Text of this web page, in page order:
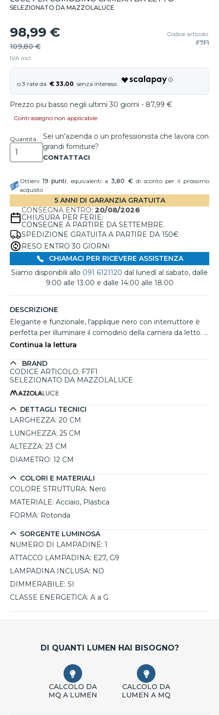
SELEZIONATO DA MAZZOLALUCE
98,99 €
109,80 €
IVA incl.
Codice articolo:
F7F1
€ 33.00
Prezzo piu basso negli ultimi 30 giorni - 87,99 €
Contrassegno non applicabile
Quantità
Sei un'azienda o un professionista che lavora con
grandi forniture?
Ottieni19 punti, equivalenti a3,80 €di sconto per il prossimo
acquisto
5 ANNI DI GARANZIA GRATUITA
CONSEGNA ENTRO: 20/08/2026
CHIUSURA PER FERIE:
CONSEGNE A PARTIRE DA SETTEMBRE.
SPEDIZIONE GRATUITA A PARTIRE DA 150€
RESO ENTRO 30 GIORNI
CHIAMACI PER RICEVERE ASSISTENZA
Siamo disponibili allo 091 6121120 dal lunedì al sabato, dalle
9:00 alle 13:00 e dalle 14:00 alle 18:00
DESCRIZIONE
Elegante e funzionale, l'applique nero con interruttore è
perfetta per illuminare il comodino della camera da letto. Il
design classico e scandinavo si sposa bene con vari stili di
diffonde una luce calda e accogliente. Grazie alla possibilità
di regolare l'angolo di illuminazione, puoi personalizzare
e plastica, questa lampada offre durabilità e praticità, con
un interruttore integrato per un facile utilizzo. La potenza
massima e l'illuminazione dipendono dalla lampadina
scelta, permettendo così di adattarla alle tue esigenze.
Continua la lettura
BRAND
CODICE ARTICOLO: F7F1
SELEZIONATO DA MAZZOLALUCE
DETTAGLI TECNICI
LARGHEZZA: 20 CM
LUNGHEZZA: 25 CM
ALTEZZA: 23 CM
DIAMETRO: 12 CM
COLORI E MATERIALI
COLORE STRUTTURA: Nero
MATERIALE: Acciaio, Plastica
FORMA: Rotonda
SORGENTE LUMINOSA
NUMERO DI LAMPADINE: 1
ATTACCO LAMPADINA: E27, G9
LAMPADINA INCLUSA: NO
DIMMERABILE: SI
CLASSE ENERGETICA: A a G
DI QUANTI LUMEN HAI BISOGNO?
CALCOLO DA
MQ A LUMEN
CALCOLO DA
LUMEN A MQ